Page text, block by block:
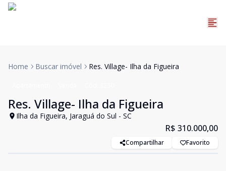
Home Buscar imóvel Res. Village- Ilha da Figueira
Res. Village- Ilha da Figueira
Ilha da Figueira, Jaraguá do Sul - SC
R$ 310.000,00
Compartilhar Favorito